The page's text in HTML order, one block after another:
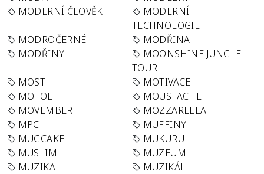
MODERNÍ ČLOVĚK
MODERNÍ
TECHNOLOGIE
MODROČERNÉ
MODŘINA
MODŘINY
MOONSHINE JUNGLE
TOUR
MOST
MOTIVACE
MOTOL
MOUSTACHE
MOVEMBER
MOZZARELLA
MPC
MUFFINY
MUGCAKE
MUKURU
MUSLIM
MUZEUM
MUZIKA
MUZIKÁL